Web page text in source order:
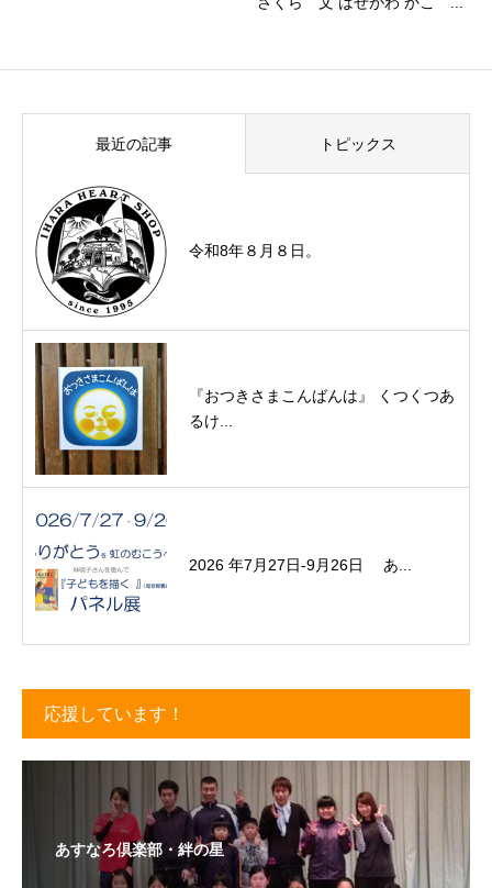
最近の記事 トピックス
令和8年８月８日。
『おつきさまこんばんは』 くつくつあ
るけ...
2026 年7月27日-9月26日 あ...
応援しています！
あすなろ倶楽部・絆の星